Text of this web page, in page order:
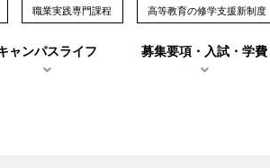
職業実践専門課程 高等教育の修学支援新制度
ャンパスライフ 募集要項・入試・学費